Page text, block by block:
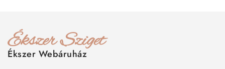
Ékszer Webáruház